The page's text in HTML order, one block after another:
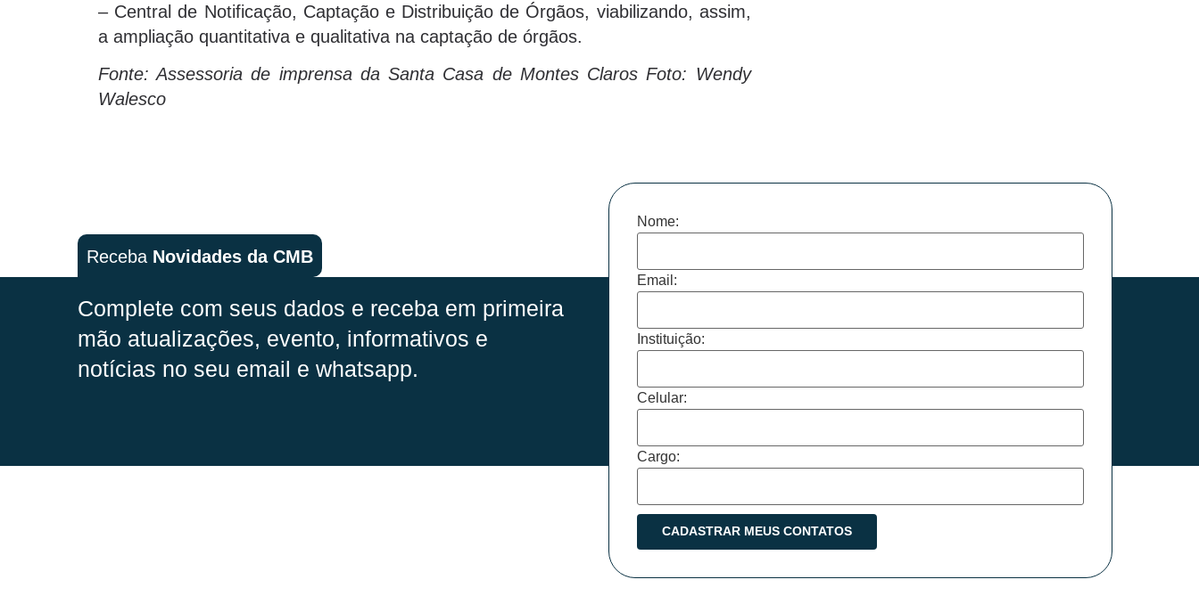
– Central de Notificação, Captação e Distribuição de Órgãos, viabilizando, assim,
a ampliação quantitativa e qualitativa na captação de órgãos.
Fonte: Assessoria de imprensa da Santa Casa de Montes Claros Foto: Wendy
Walesco
Receba Novidades da CMB
Complete com seus dados e receba em primeira
mão atualizações, evento, informativos e
notícias no seu email e whatsapp.
Nome:
Email:
Instituição:
Celular:
Cargo: